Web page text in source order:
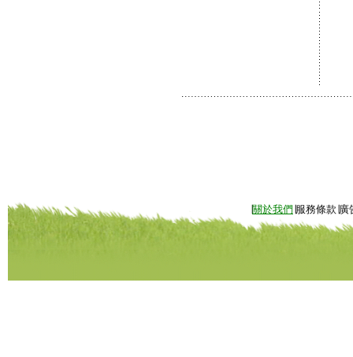
關於我們 ∣服務條款∣廣